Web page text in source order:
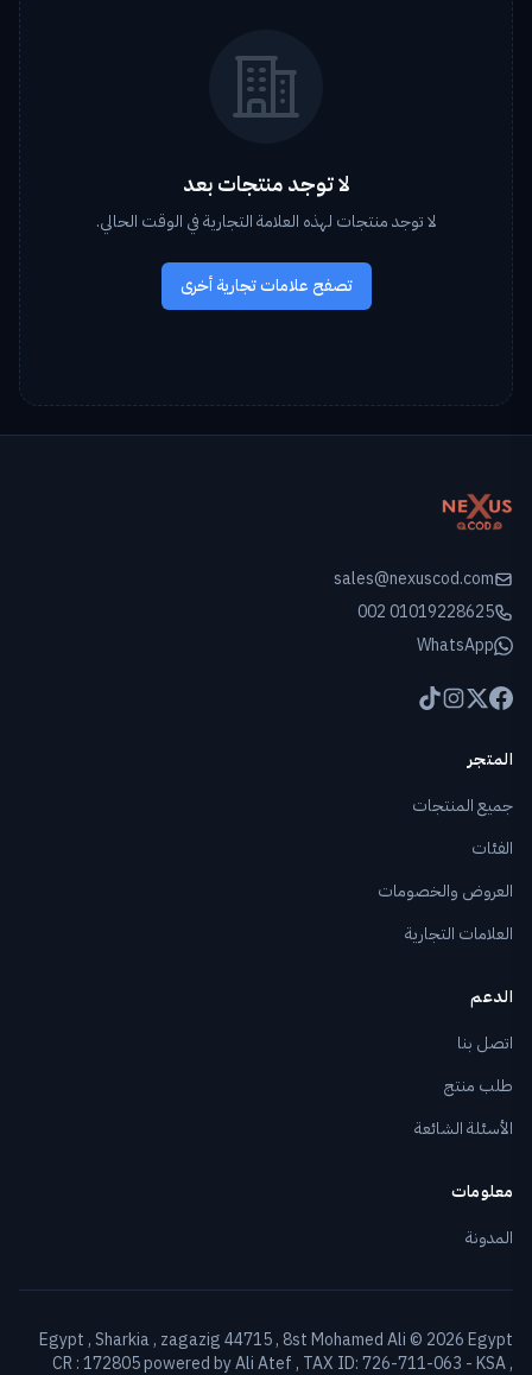
لا توجد منتجات بعد
لا توجد منتجات لهذه العلامة التجارية في الوقت الحالي.
تصفح علامات تجارية أخرى
sales@nexuscod.com
002 01019228625
WhatsApp
المتجر
جميع المنتجات
الفئات
العروض والخصومات
العلامات التجارية
الدعم
اتصل بنا
طلب منتج
الأسئلة الشائعة
معلومات
المدونة
Egypt , Sharkia , zagazig 44715 , 8st Mohamed Ali © 2026 Egypt
CR : 172805 powered by Ali Atef , TAX ID: 726-711-063 - KSA ,